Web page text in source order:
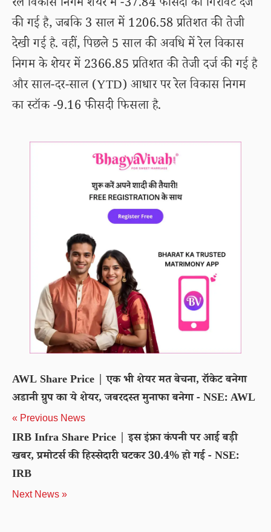
रेल विकास निगम शेयर में -37.84 फीसदी की गिरावट दर्ज
की गई है, जबकि 3 साल में 1206.58 प्रतिशत की तेजी
देखी गई है. वहीं, पिछले 5 साल की अवधि में रेल विकास
निगम के शेयर में 2366.85 प्रतिशत की तेजी दर्ज की गई है
और साल-दर-साल (YTD) आधार पर रेल विकास निगम
का स्टॉक -9.16 फीसदी फिसला है.
AWL Share Price | एक भी शेयर मत बेचना, रॉकेट बनेगा
अडानी ग्रुप का ये शेयर, जबरदस्त मुनाफा बनेगा - NSE: AWL
« Previous News
IRB Infra Share Price | इस इंफ्रा कंपनी पर आई बड़ी
खबर, प्रमोटर्स की हिस्सेदारी घटकर 30.4% हो गई - NSE:
IRB
Next News »